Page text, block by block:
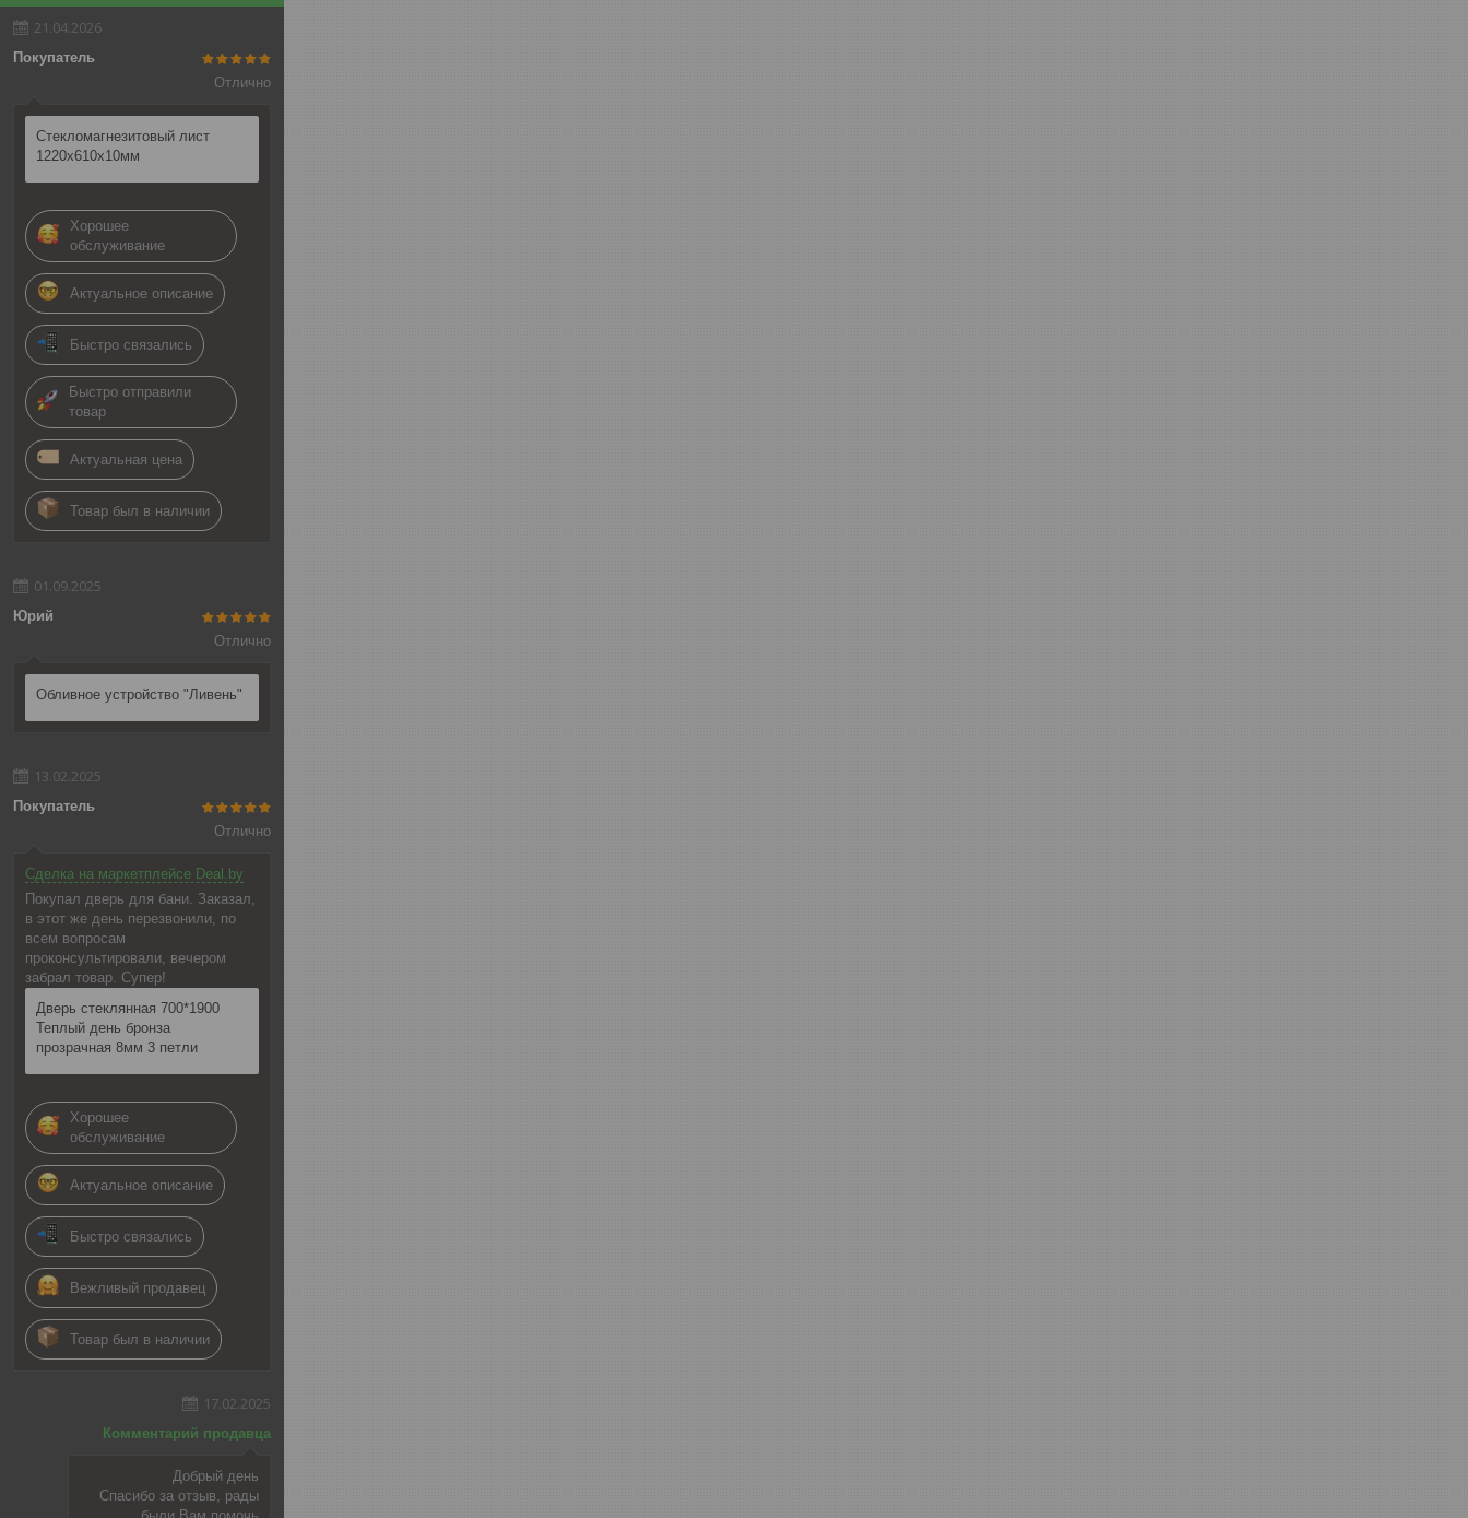
21.04.2026
Покупатель
Отлично
Стекломагнезитовый лист
1220х610х10мм
Хорошее
обслуживание
Актуальное описание
Быстро связались
Быстро отправили
товар
Актуальная цена
Товар был в наличии
01.09.2025
Юрий
Отлично
Обливное устройство "Ливень"
13.02.2025
Покупатель
Отлично
Сделка на маркетплейсе Deal.by
Покупал дверь для бани. Заказал,
в этот же день перезвонили, по
всем вопросам
проконсультировали, вечером
забрал товар. Супер!
Дверь стеклянная 700*1900
Теплый день бронза
прозрачная 8мм 3 петли
Хорошее
обслуживание
Актуальное описание
Быстро связались
Вежливый продавец
Товар был в наличии
17.02.2025
Комментарий продавца
Добрый день
Спасибо за отзыв, рады